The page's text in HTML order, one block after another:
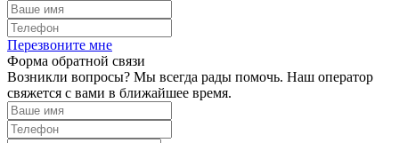
Перезвоните мне
Форма обратной связи
Возникли вопросы? Мы всегда рады помочь. Наш оператор
свяжется с вами в ближайшее время.